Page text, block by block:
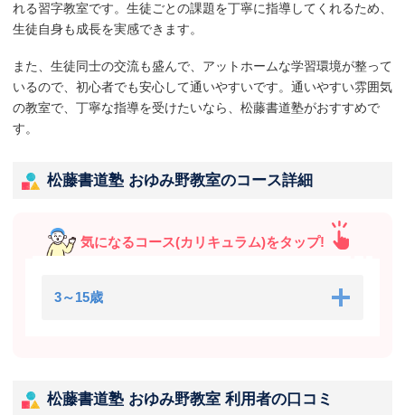
れる習字教室です。生徒ごとの課題を丁寧に指導してくれるため、
生徒自身も成長を実感できます。
また、生徒同士の交流も盛んで、アットホームな学習環境が整って
いるので、初心者でも安心して通いやすいです。通いやすい雰囲気
の教室で、丁寧な指導を受けたいなら、松藤書道塾がおすすめで
す。
松藤書道塾 おゆみ野教室のコース詳細
気になるコース(カリキュラム)をタップ!
3～15歳
松藤書道塾 おゆみ野教室 利用者の口コミ